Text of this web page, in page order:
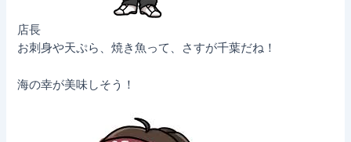
店長
お刺身や天ぷら、焼き魚って、さすが千葉だね！
海の幸が美味しそう！